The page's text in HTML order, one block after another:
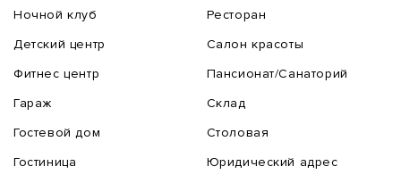
Ночной клуб
Детский центр
Фитнес центр
Гараж
Гостевой дом
Гостиница
Ресторан
Салон красоты
Пансионат/Санаторий
Склад
Столовая
Юридический адрес